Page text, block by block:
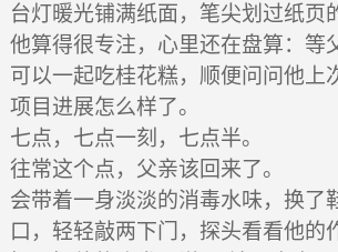
台灯暖光铺满纸面，笔尖划过纸页
他算得很专注，心里还在盘算：等
可以一起吃桂花糕，顺便问问他上
项目进展怎么样了。
七点，七点一刻，七点半。
往常这个点，父亲该回来了。
会带着一身淡淡的消毒水味，换了
口，轻轻敲两下门，探头看看他的